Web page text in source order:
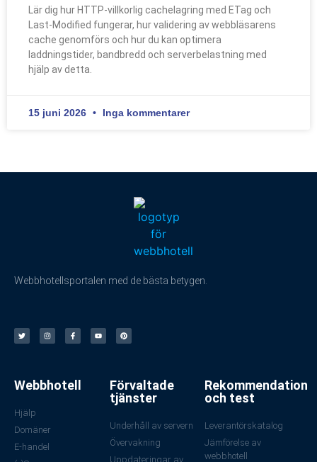
Lär dig hur HTTP-villkorlig cachelagring med ETag och
Last-Modified fungerar, hur validering av webbläsarens
cache genomförs och hur du kan optimera
laddningstider, bandbredd och serverbelastning med
hjälp av detta.
15 juni 2026 Inga kommentarer
Webbhotellsportalen med de bästa betygen.
Webbhotell
Hjälp
Domäner
E-handel
Förvaltade
tjänster
Underhåll av servern
Övervakning
Uppdateringar av
Rekommendation
och test
Leverantörskatalog
Jämförelse av
webbhotell